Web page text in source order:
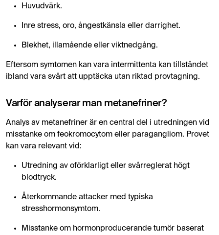
Huvudvärk.
Inre stress, oro, ångestkänsla eller darrighet.
Blekhet, illamående eller viktnedgång.
Eftersom symtomen kan vara intermittenta kan tillståndet
ibland vara svårt att upptäcka utan riktad provtagning.
Varför analyserar man metanefriner?
Analys av metanefriner är en central del i utredningen vid
misstanke om feokromocytom eller paragangliom. Provet
kan vara relevant vid:
Utredning av oförklarligt eller svårreglerat högt
blodtryck.
Återkommande attacker med typiska
stresshormonsymtom.
Misstanke om hormonproducerande tumör baserat